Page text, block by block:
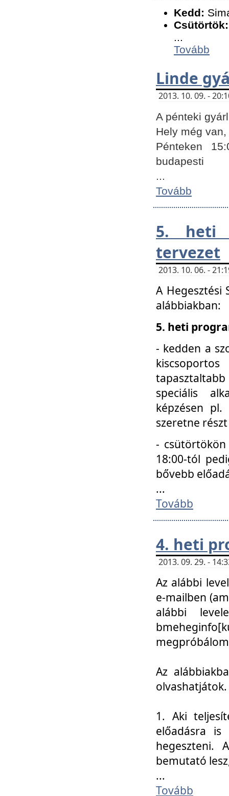
Kedd:
Csütörtök:
...
Tovább
Linde
2013. 10. 09. -
A pénteki
Hely még
Pénteken
budapesti
...
Tovább
5. heti
tervezet
2013. 10. 06. -
A Hegesztési
alábbiakban:
5. heti
- kedden a
speciális
képzésen
szeretne
- csütörtökön
18:00-tól
bővebb
...
Tovább
4. heti
2013. 09. 29. -
Az alábbi
e-mailben
alábbi
Az
olvashatjátok.
1. Aki
előadásra
hegeszteni.
bemutató
...
Tovább